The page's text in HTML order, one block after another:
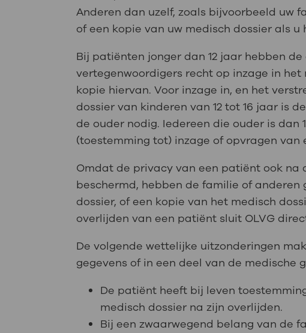
Anderen dan uzelf, zoals bijvoorbeeld uw
of een kopie van uw medisch dossier als
Bij patiënten jonger dan 12 jaar hebben
vertegenwoordigers recht op inzage in
kopie hiervan. Voor inzage in, en het
dossier van kinderen van 12 tot 16 jaar is
de ouder nodig. Iedereen die ouder is dan
(toestemming tot) inzage of opvragen van
Omdat de privacy van een patiënt ook na
beschermd, hebben de familie of
dossier, of een kopie van het medisch
overlijden van een patiënt sluit OLVG
De volgende wettelijke uitzonderingen
gegevens of in een deel van de medische
De patiënt heeft bij leven
medisch dossier na zijn overlijden.
Bij een zwaarwegend belang van de